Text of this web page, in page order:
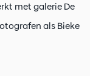
met galerie De
als Bieke